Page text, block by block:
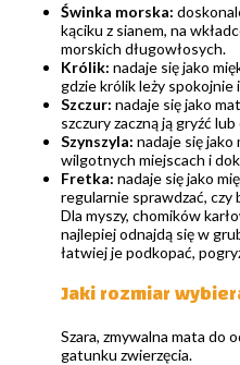
Świnka morska:
kąciku z sianem, na
morskich długowłosych.
Królik: nadaje się jako
gdzie królik leży
Szczur: nadaje się jako
szczury zaczną ją gryźć
Szynszyla: nadaje się
wilgotnych miejscach i
Fretka: nadaje się jako
regularnie sprawdzać, czy
Dla myszy, chomików
najlepiej odnajdą się w
łatwiej je podkopać,
Jaki rozmiar
Szara, zmywalna mata do
gatunku zwierzęcia.